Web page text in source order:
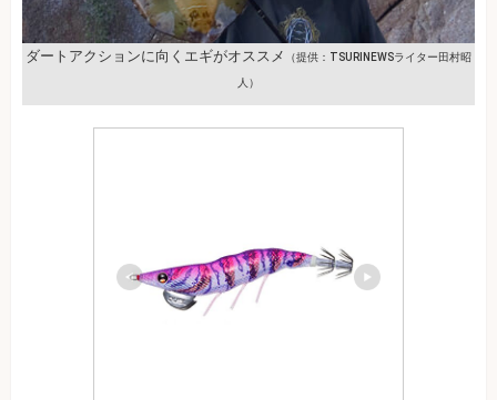
ダートアクションに向くエギがオススメ （提供：TSURINEWSライター田村昭
人）